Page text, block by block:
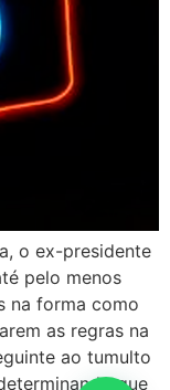
o ex-presidente
pelo menos
na forma como
as regras na
ao tumulto
que